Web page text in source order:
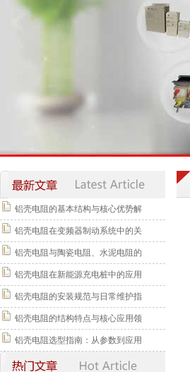
铝壳电阻的基本结构与核心优势解
铝壳电阻在变频器制动系统中的关
铝壳电阻与陶瓷电阻、水泥电阻的
铝壳电阻在新能源充电桩中的应用
铝壳电阻的安装规范与日常维护指
铝壳电阻的结构特点与核心应用领
铝壳电阻选型指南：从参数到应用